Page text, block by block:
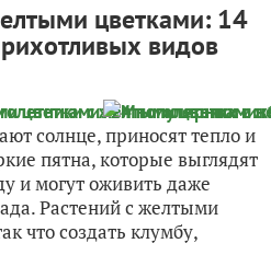
цветками: 14
видов
солнце, приносят тепло и
пятна, которые выглядят
и могут оживить даже
Растений с желтыми
что создать клумбу,